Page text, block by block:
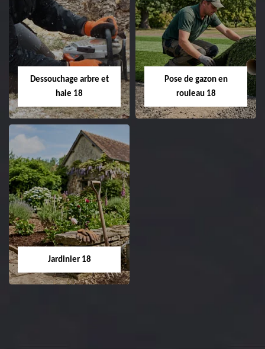
Taille de haie 18
Entreprise taille de haie
18 Cher tel:
02.52.56.49.40
Tonte et réfection
de pelouse 18
Entreprise tonte et
Cher tel: 02.52.56.49.40
Dessouchage arbre et
haie 18
Dessouchage arbre
et haie 18
Entreprise dessouchage
arbre et haie 18 Cher
Pose de gazon en
rouleau 18
Jardinier 18